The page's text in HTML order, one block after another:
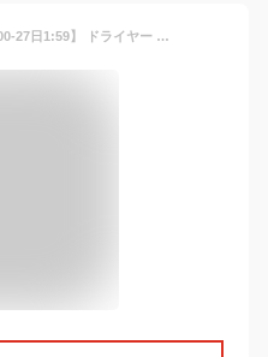
【エントリーでP5倍!20日20:00-27日1:59】 ドライヤー ミニドライヤー 700W 手のひらサイズ 小型 小さい コンパクト ポケドラ 持ち運び簡単 旅行 出張 プレゼント ギフト 贈り物 コイズミ KHD-9730/G ピスタチオグリーン 新生活